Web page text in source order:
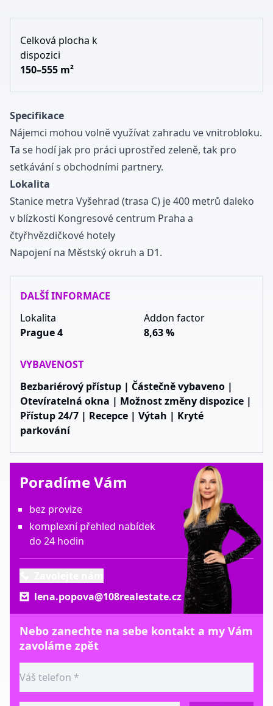
Celková plocha k
dispozici
150–555 m²
Specifikace
Nájemci mohou volně využívat zahradu ve vnitrobloku.
Ta se hodí jak pro práci uprostřed zeleně, tak pro
setkávání s obchodními partnery.
Lokalita
Stanice metra Vyšehrad (trasa C) je 400 metrů daleko
v blízkosti Kongresové centrum Praha a
čtyřhvězdičkové hotely
Napojení na Městský okruh a D1.
DALŠÍ INFORMACE
Lokalita
Prague 4
Addon factor
8,63 %
VYBAVENOST
Bezbariérový přístup | Částečně vybaveno |
Otevíratelná okna | Možnost změny dispozice |
Přístup 24/7 | Recepce | Výtah | Kryté
parkování
Poradíme Vám
bez provize
komplexní přehled nabídek
do 24 hodin
lena.popova@108realestate.cz
Nebo zanechte na sebe kontakt a my Vám
zavoláme zpět